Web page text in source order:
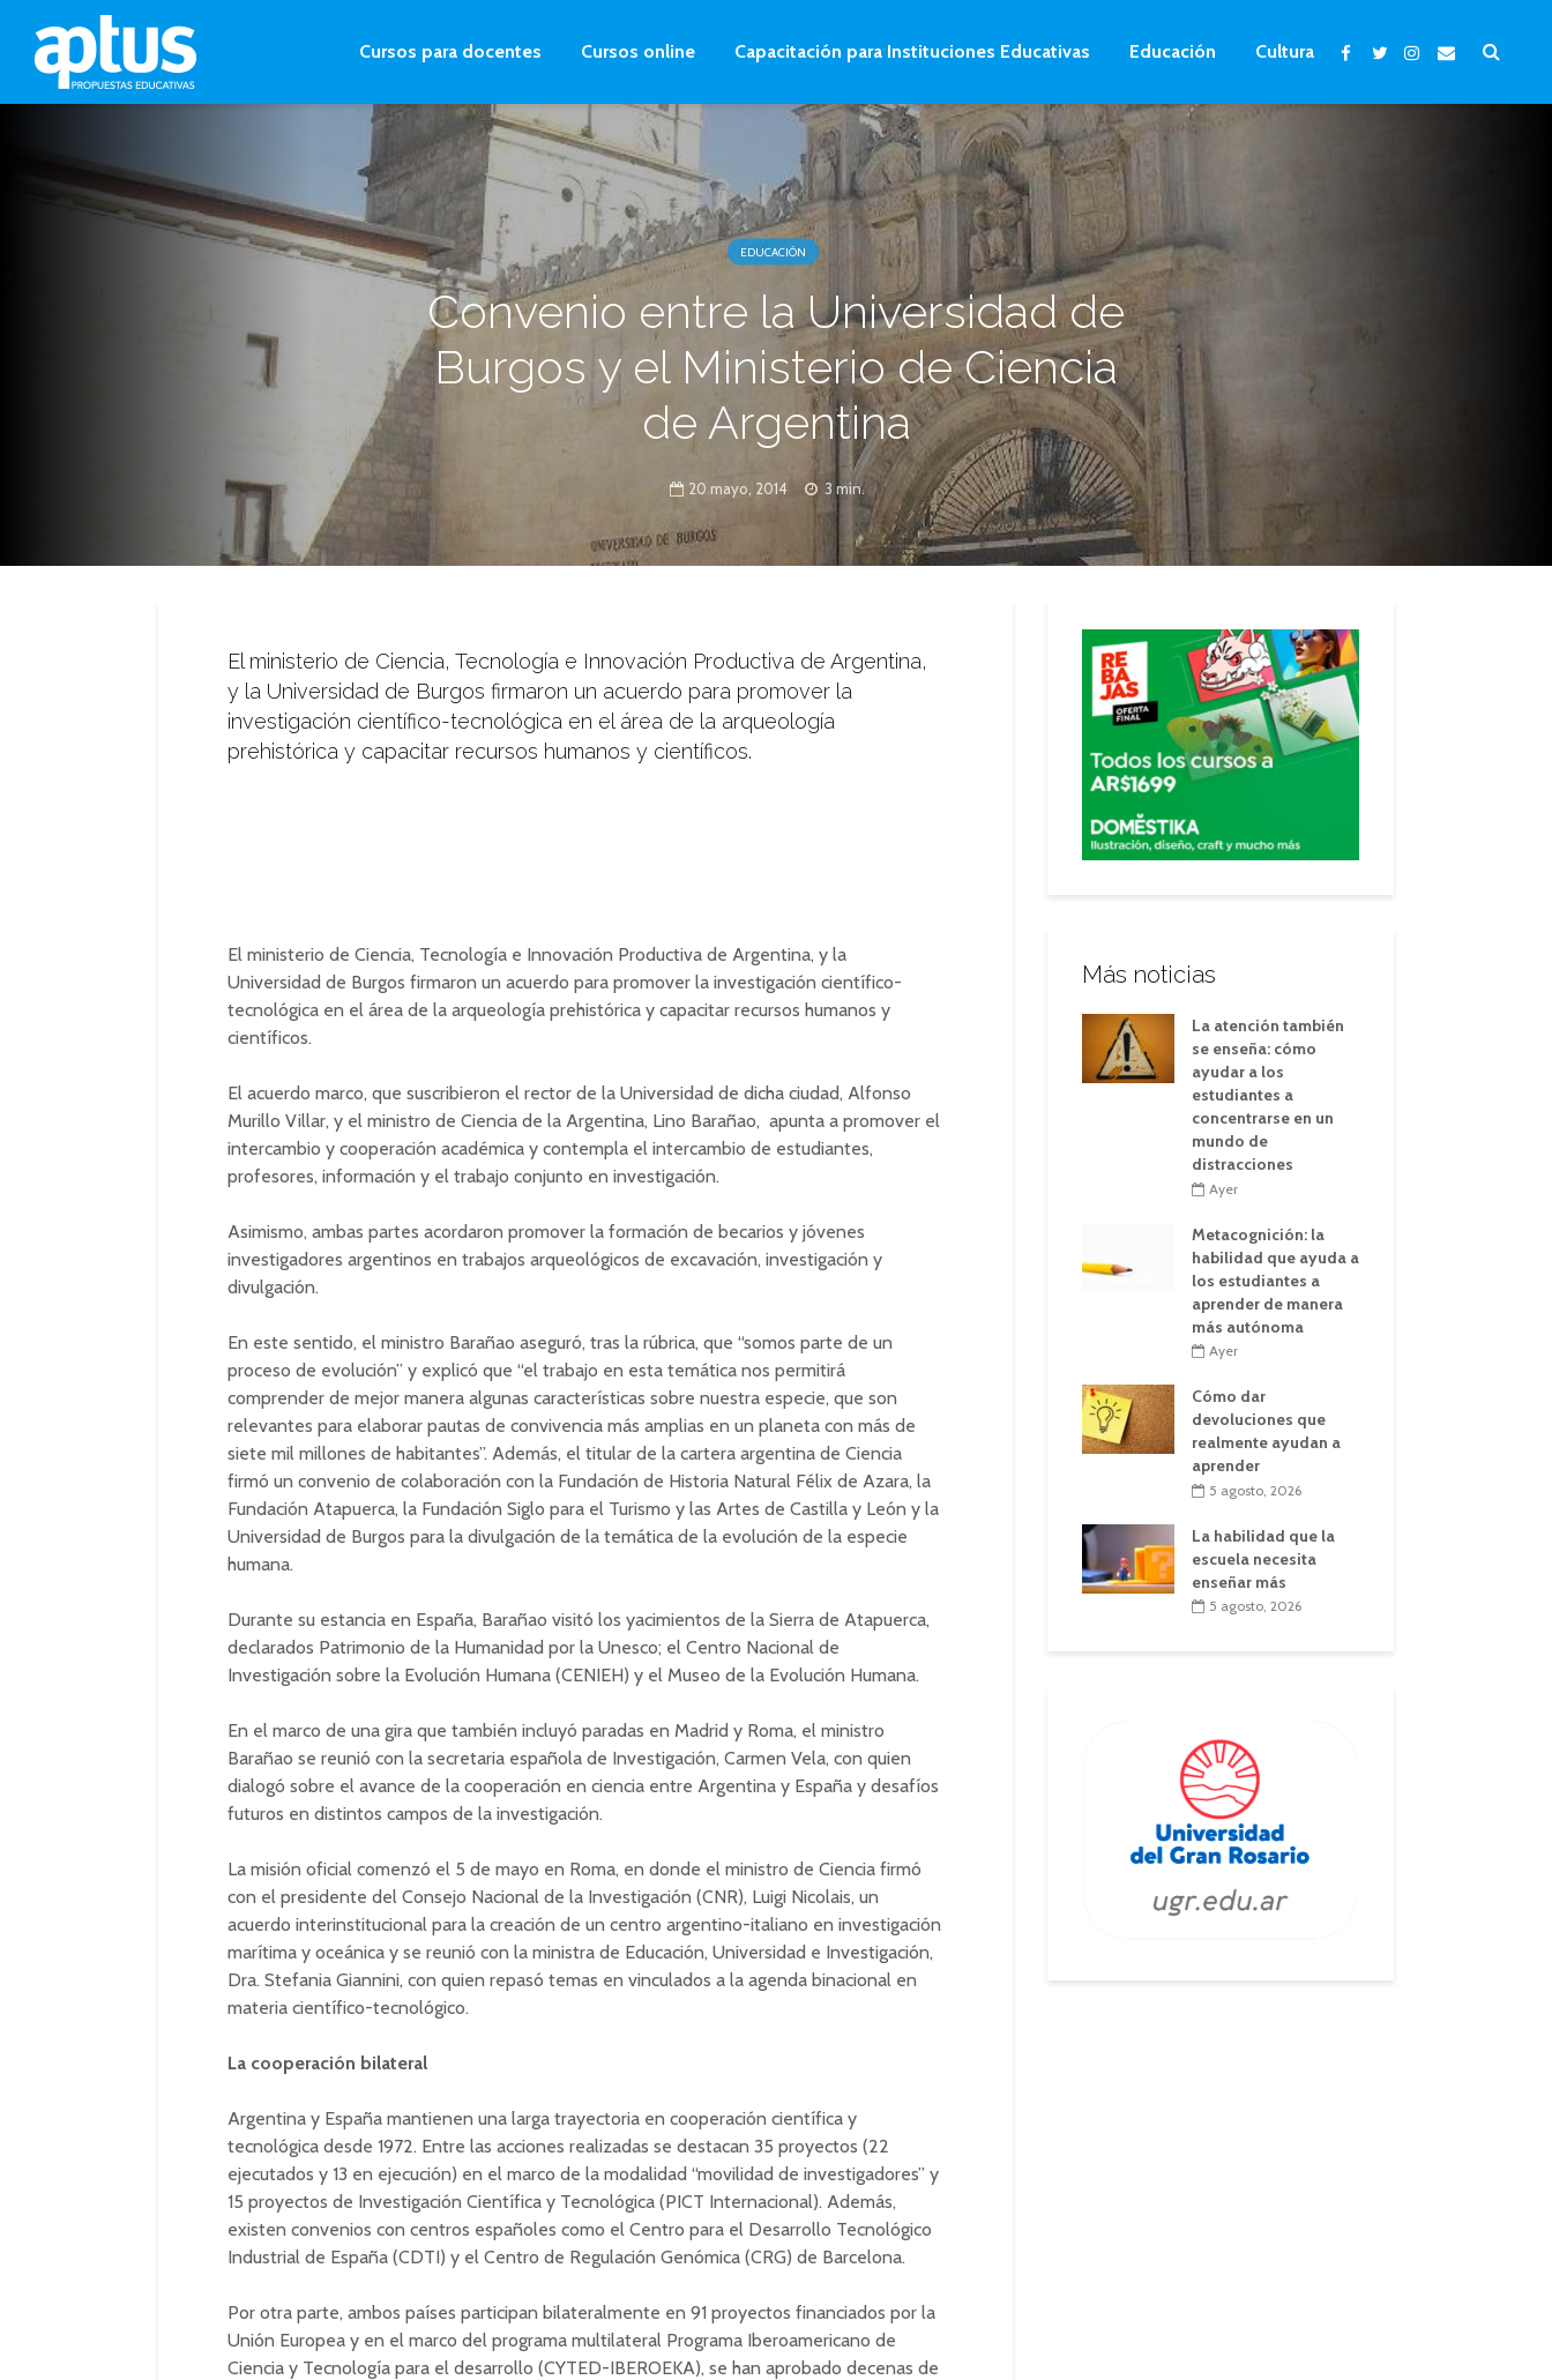
Cursos para docentes Cursos online Capacitación para Instituciones Educativas Educación Cultura
EDUCACIÓN
Convenio entre la Universidad de
Burgos y el Ministerio de Ciencia
de Argentina
20 mayo, 2014 3 min.
El ministerio de Ciencia, Tecnología e Innovación Productiva de Argentina,
y la Universidad de Burgos firmaron un acuerdo para promover la
investigación científico-tecnológica en el área de la arqueología
prehistórica y capacitar recursos humanos y científicos.
El ministerio de Ciencia, Tecnología e Innovación Productiva de Argentina, y la
Universidad de Burgos firmaron un acuerdo para promover la investigación científico-
tecnológica en el área de la arqueología prehistórica y capacitar recursos humanos y
científicos.
El acuerdo marco, que suscribieron el rector de la Universidad de dicha ciudad, Alfonso
Murillo Villar, y el ministro de Ciencia de la Argentina, Lino Barañao, apunta a promover el
intercambio y cooperación académica y contempla el intercambio de estudiantes,
profesores, información y el trabajo conjunto en investigación.
Asimismo, ambas partes acordaron promover la formación de becarios y jóvenes
investigadores argentinos en trabajos arqueológicos de excavación, investigación y
divulgación.
En este sentido, el ministro Barañao aseguró, tras la rúbrica, que “somos parte de un
proceso de evolución” y explicó que “el trabajo en esta temática nos permitirá
comprender de mejor manera algunas características sobre nuestra especie, que son
relevantes para elaborar pautas de convivencia más amplias en un planeta con más de
siete mil millones de habitantes”. Además, el titular de la cartera argentina de Ciencia
firmó un convenio de colaboración con la Fundación de Historia Natural Félix de Azara, la
Fundación Atapuerca, la Fundación Siglo para el Turismo y las Artes de Castilla y León y la
Universidad de Burgos para la divulgación de la temática de la evolución de la especie
humana.
Durante su estancia en España, Barañao visitó los yacimientos de la Sierra de Atapuerca,
declarados Patrimonio de la Humanidad por la Unesco; el Centro Nacional de
Investigación sobre la Evolución Humana (CENIEH) y el Museo de la Evolución Humana.
En el marco de una gira que también incluyó paradas en Madrid y Roma, el ministro
Barañao se reunió con la secretaria española de Investigación, Carmen Vela, con quien
dialogó sobre el avance de la cooperación en ciencia entre Argentina y España y desafíos
futuros en distintos campos de la investigación.
La misión oficial comenzó el 5 de mayo en Roma, en donde el ministro de Ciencia firmó
con el presidente del Consejo Nacional de la Investigación (CNR), Luigi Nicolais, un
acuerdo interinstitucional para la creación de un centro argentino-italiano en investigación
marítima y oceánica y se reunió con la ministra de Educación, Universidad e Investigación,
Dra. Stefania Giannini, con quien repasó temas en vinculados a la agenda binacional en
materia científico-tecnológico.
La cooperación bilateral
Argentina y España mantienen una larga trayectoria en cooperación científica y
tecnológica desde 1972. Entre las acciones realizadas se destacan 35 proyectos (22
ejecutados y 13 en ejecución) en el marco de la modalidad “movilidad de investigadores” y
15 proyectos de Investigación Científica y Tecnológica (PICT Internacional). Además,
existen convenios con centros españoles como el Centro para el Desarrollo Tecnológico
Industrial de España (CDTI) y el Centro de Regulación Genómica (CRG) de Barcelona.
Por otra parte, ambos países participan bilateralmente en 91 proyectos financiados por la
Unión Europea y en el marco del programa multilateral Programa Iberoamericano de
Ciencia y Tecnología para el desarrollo (CYTED-IBEROEKA), se han aprobado decenas de
Más noticias
La atención también
se enseña: cómo
ayudar a los
estudiantes a
concentrarse en un
mundo de
distracciones
Ayer
Metacognición: la
habilidad que ayuda a
los estudiantes a
aprender de manera
más autónoma
Ayer
Cómo dar
devoluciones que
realmente ayudan a
aprender
5 agosto, 2026
La habilidad que la
escuela necesita
enseñar más
5 agosto, 2026